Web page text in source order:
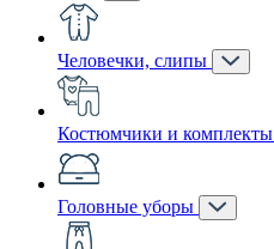
Человечки, слипы
Костюмчики и комплекты
Головные уборы